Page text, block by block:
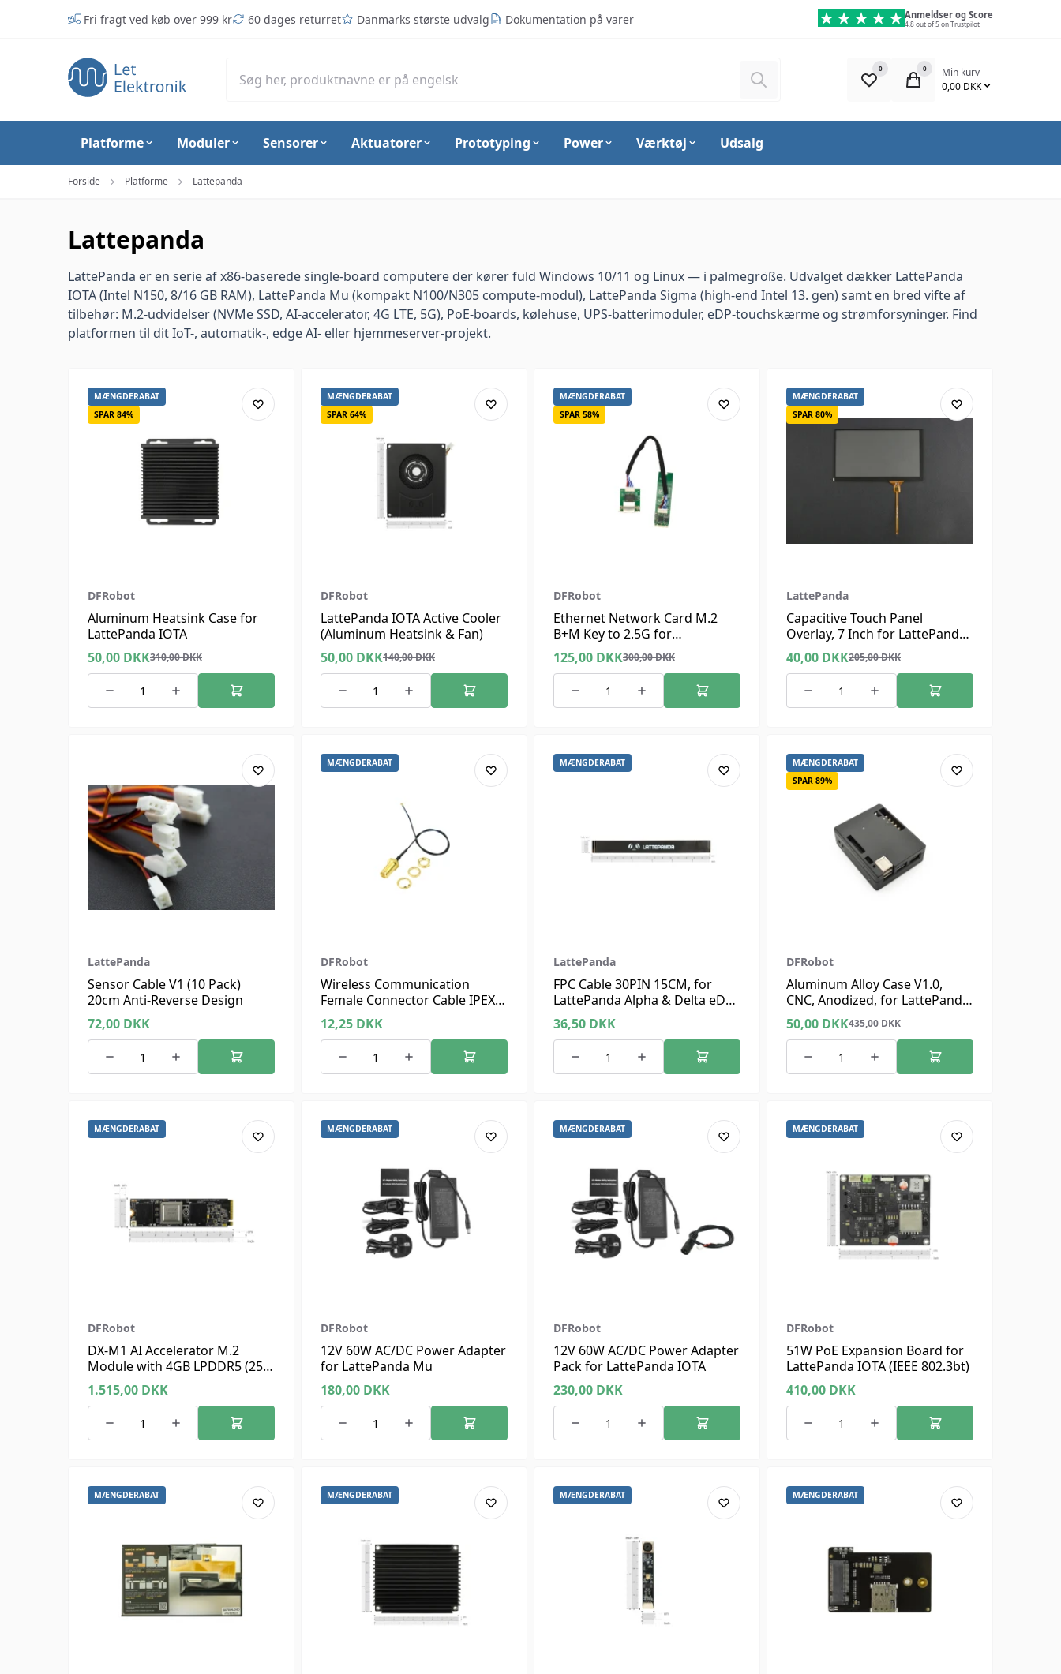
Fri fragt ved køb over 999 kr 60 dages returret Danmarks største udvalg Dokumentation på varer Anmeldser og Score
4.8 out of 5 on Trustpilot
Søg
0 0
Min kurv
0,00 DKK
Platforme Moduler Sensorer Aktuatorer Prototyping Power Værktøj Udsalg
Forside Platforme Lattepanda
Lattepanda
LattePanda er en serie af x86-baserede single-board computere der kører fuld Windows 10/11 og Linux — i palmegröße. Udvalget dækker LattePanda
IOTA (Intel N150, 8/16 GB RAM), LattePanda Mu (kompakt N100/N305 compute-modul), LattePanda Sigma (high-end Intel 13. gen) samt en bred vifte af
tilbehør: M.2-udvidelser (NVMe SSD, AI-accelerator, 4G LTE, 5G), PoE-boards, kølehuse, UPS-batterimoduler, eDP-touchskærme og strømforsyninger. Find
platformen til dit IoT-, automatik-, edge AI- eller hjemmeserver-projekt.
MÆNGDERABAT
SPAR 84%
DFRobot
Aluminum Heatsink Case for
LattePanda IOTA
50,00 DKK310,00DKK
MÆNGDERABAT
SPAR 64%
DFRobot
LattePanda IOTA Active Cooler
(Aluminum Heatsink & Fan)
50,00 DKK140,00DKK
MÆNGDERABAT
SPAR 58%
DFRobot
Ethernet Network Card M.2
B+M Key to 2.5G for
LattePanda, Supports
Windows 10/11, Linux.
125,00 DKK300,00DKK
MÆNGDERABAT
SPAR 80%
LattePanda
Capacitive Touch Panel
Overlay, 7 Inch for LattePanda
V1 IPS Display
40,00 DKK205,00DKK
LattePanda
Sensor Cable V1 (10 Pack)
20cm Anti-Reverse Design
72,00 DKK
MÆNGDERABAT
DFRobot
Wireless Communication
Female Connector Cable IPEX4
to SMA, 20cm, LattePanda 3
Delta, 2 Alpha, 2 Delta
12,25 DKK
MÆNGDERABAT
LattePanda
FPC Cable 30PIN 15CM, for
LattePanda Alpha & Delta eDP
Display
36,50 DKK
MÆNGDERABAT
SPAR 89%
DFRobot
Aluminum Alloy Case V1.0,
CNC, Anodized, for LattePanda
V1.0
50,00 DKK435,00DKK
MÆNGDERABAT
DFRobot
DX-M1 AI Accelerator M.2
Module with 4GB LPDDR5 (25
TOPS)
1.515,00 DKK
MÆNGDERABAT
DFRobot
12V 60W AC/DC Power Adapter
for LattePanda Mu
180,00 DKK
MÆNGDERABAT
DFRobot
12V 60W AC/DC Power Adapter
Pack for LattePanda IOTA
230,00 DKK
MÆNGDERABAT
DFRobot
51W PoE Expansion Board for
LattePanda IOTA (IEEE 802.3bt)
410,00 DKK
MÆNGDERABAT MÆNGDERABAT MÆNGDERABAT MÆNGDERABAT